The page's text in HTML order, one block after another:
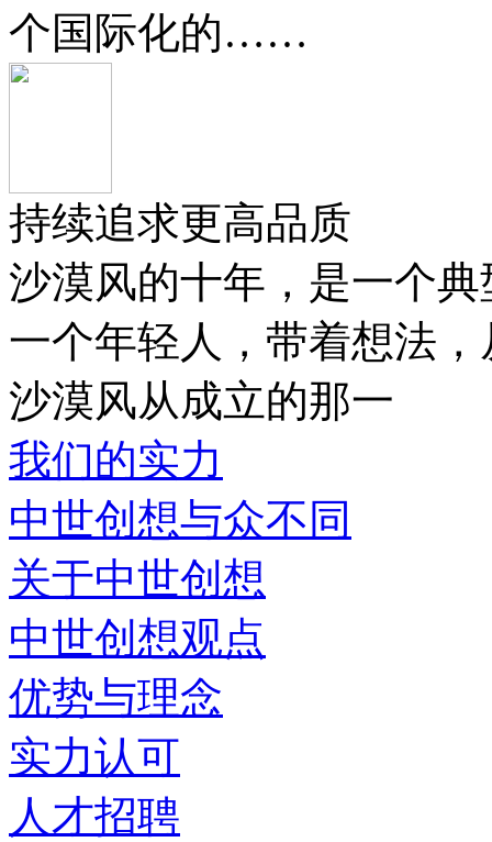
个国际化的……
持续追求更高品质
沙漠风的十年，是一个
一个年轻人，带着想法
沙漠风从成立的那一
我们的实力
中世创想与众不同
关于中世创想
中世创想观点
优势与理念
实力认可
人才招聘